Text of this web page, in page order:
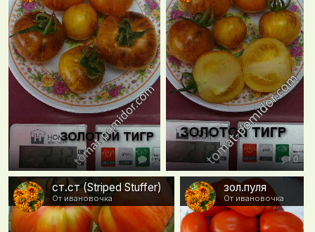
0 0
ст.ст (Striped Stuffer)
От ивановочка
зол.пуля
От ивановочка